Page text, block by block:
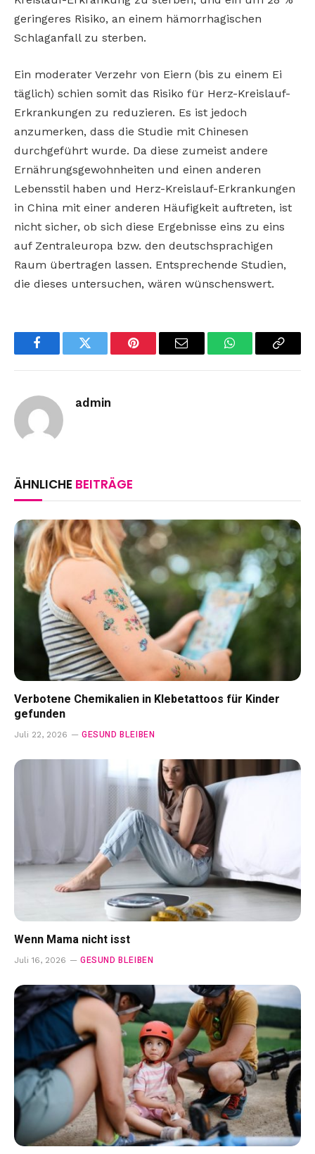
geringeres Risiko, an einem hämorrhagischen
Schlaganfall zu sterben.
Ein moderater Verzehr von Eiern (bis zu einem Ei
täglich) schien somit das Risiko für Herz-Kreislauf-
Erkrankungen zu reduzieren. Es ist jedoch
anzumerken, dass die Studie mit Chinesen
durchgeführt wurde. Da diese zumeist andere
Ernährungsgewohnheiten und einen anderen
Lebensstil haben und Herz-Kreislauf-Erkrankungen
in China mit einer anderen Häufigkeit auftreten, ist
nicht sicher, ob sich diese Ergebnisse eins zu eins
auf Zentraleuropa bzw. den deutschsprachigen
Raum übertragen lassen. Entsprechende Studien,
die dieses untersuchen, wären wünschenswert.
FacebookTwitter Pinterest Email WhatsAppCopy
admin
ÄHNLICHE BEITRÄGE
Verbotene Chemikalien in Klebetattoos für Kinder
gefunden
Juli 22, 2026 GESUND BLEIBEN
Wenn Mama nicht isst
Juli 16, 2026 GESUND BLEIBEN